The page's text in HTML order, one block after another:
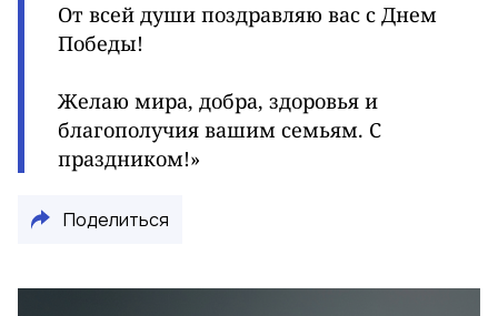
От всей души поздравляю вас с Днем
Победы!
Желаю мира, добра, здоровья и
благополучия вашим семьям. С
праздником!»
Поделиться